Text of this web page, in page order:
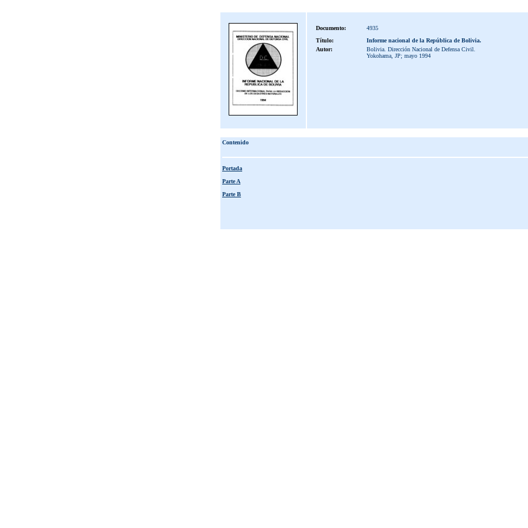
Documento:
4935
Título:
Informe nacional de la República de Bolivia.
Autor:
Bolivia. Dirección Nacional de Defensa Civil.
Yokohama, JP; mayo 1994
Contenido
Portada
Parte A
Parte B